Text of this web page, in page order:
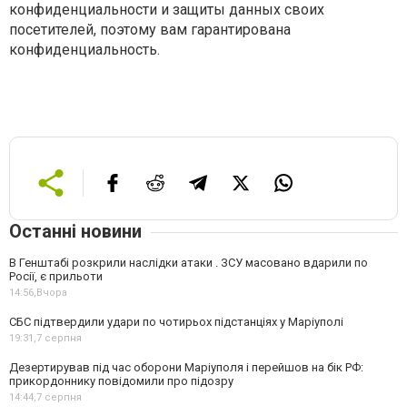
конфиденциальности и защиты данных своих
посетителей, поэтому вам гарантирована
конфиденциальность.
Останні новини
В Генштабі розкрили наслідки атаки . ЗСУ масовано вдарили по
Росії, є прильоти
14:56,Вчора
СБС підтвердили удари по чотирьох підстанціях у Маріуполі
19:31,7 серпня
Дезертирував під час оборони Маріуполя і перейшов на бік РФ:
прикордоннику повідомили про підозру
14:44,7 серпня